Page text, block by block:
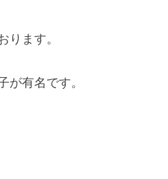
ります。
が有名です。